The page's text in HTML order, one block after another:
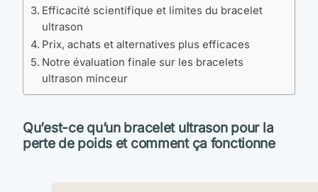
Efficacité scientifique et limites du bracelet
ultrason
Prix, achats et alternatives plus efficaces
Notre évaluation finale sur les bracelets
ultrason minceur
Qu’est-ce qu’un bracelet ultrason pour la
perte de poids et comment ça fonctionne